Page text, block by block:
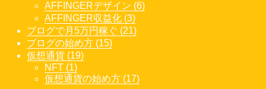
AFFINGERデザイン (6)
AFFINGER収益化 (3)
ブログで月5万円稼ぐ (21)
ブログの始め方 (15)
仮想通貨 (19)
NFT (1)
仮想通貨の始め方 (17)